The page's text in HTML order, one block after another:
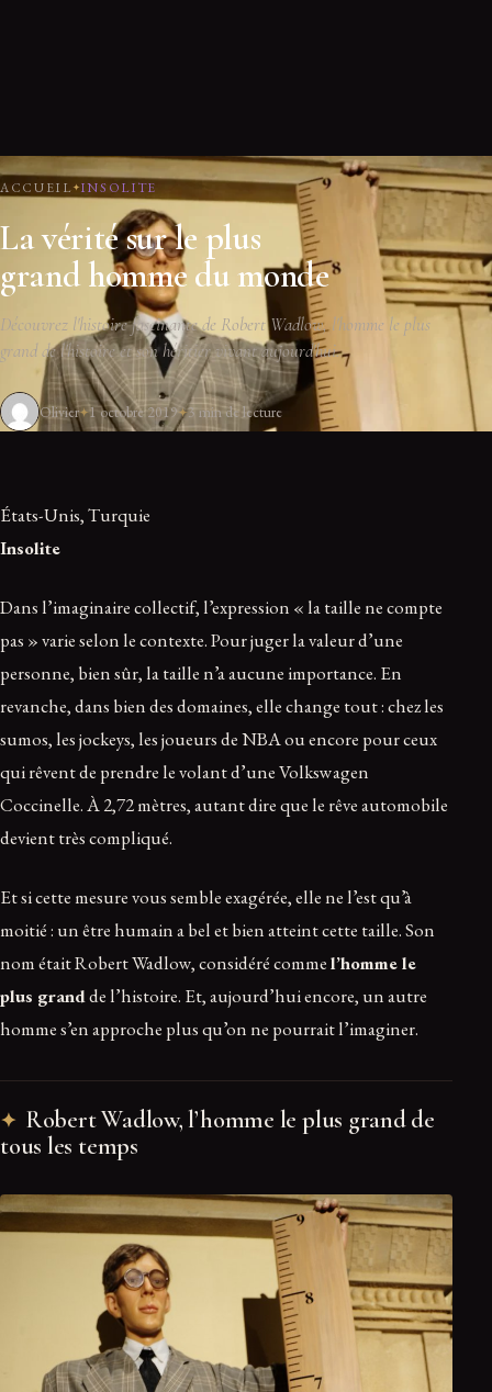
ACCUEIL INSOLITE
La vérité sur le plus
grand homme du monde
Découvrez l'histoire fascinante de Robert Wadlow, l'homme le plus
grand de l'histoire et son héritier vivant aujourd'hui.
Olivier 1 octobre 2019 3 min de lecture
États-Unis, Turquie
Insolite
Dans l’imaginaire collectif, l’expression « la taille ne compte
pas » varie selon le contexte. Pour juger la valeur d’une
personne, bien sûr, la taille n’a aucune importance. En
revanche, dans bien des domaines, elle change tout : chez les
sumos, les jockeys, les joueurs de NBA ou encore pour ceux
qui rêvent de prendre le volant d’une Volkswagen
Coccinelle. À 2,72 mètres, autant dire que le rêve automobile
devient très compliqué.
Et si cette mesure vous semble exagérée, elle ne l’est qu’à
moitié : un être humain a bel et bien atteint cette taille. Son
nom était Robert Wadlow, considéré commel’homme le
plus grandde l’histoire. Et, aujourd’hui encore, un autre
homme s’en approche plus qu’on ne pourrait l’imaginer.
Robert Wadlow, l’homme le plus grand de
tous les temps